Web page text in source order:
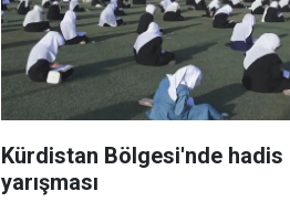
Kürdistan Bölgesi'nde hadis
yarışması